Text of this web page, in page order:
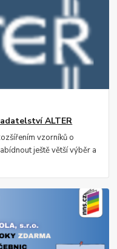
ALTER
vzorníků o
ještě větší výběr a